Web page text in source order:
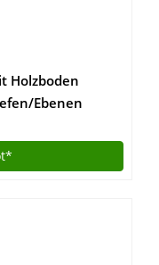
Holzboden
Ebenen